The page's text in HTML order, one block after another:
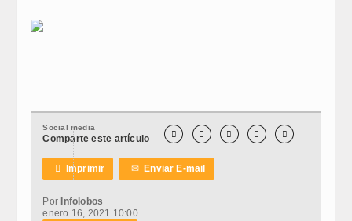
Social media
Comparte este artículo     
 Imprimir ✉Enviar E-mail
Por Infolobos
enero 16, 2021 10:00